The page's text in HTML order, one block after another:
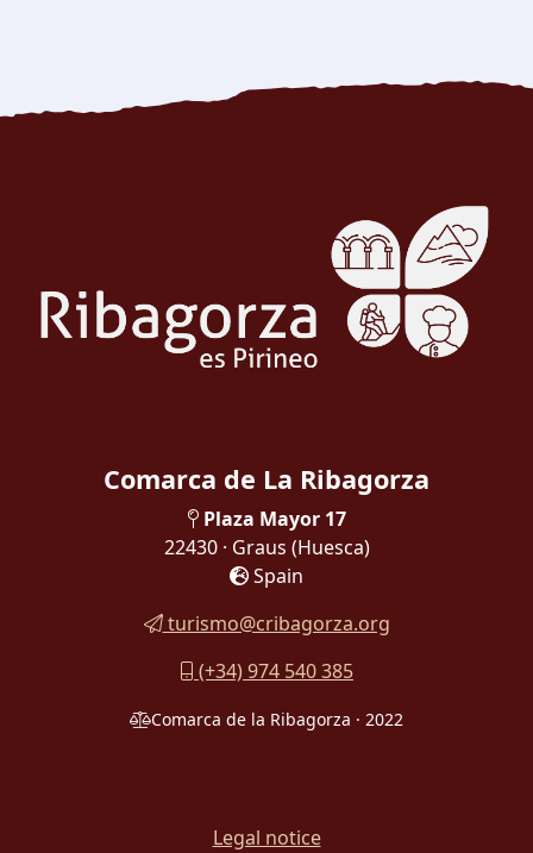
Comarca de La Ribagorza
Plaza Mayor 17
22430 · Graus (Huesca)
Spain
turismo@cribagorza.org
(+34) 974 540 385
Comarca de la Ribagorza · 2022
Legal notice